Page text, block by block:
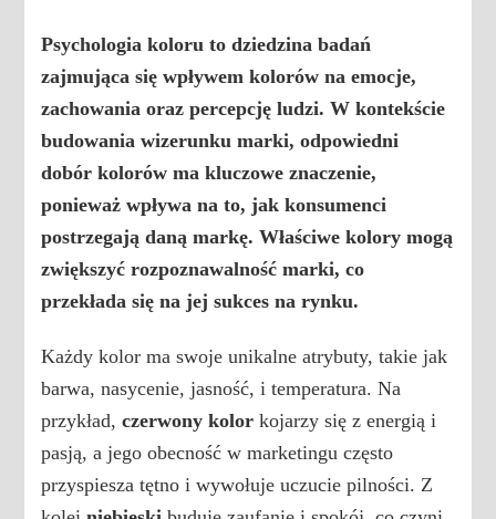
Psychologia koloru to dziedzina badań
zajmująca się wpływem kolorów naemocje,
zachowania oraz percepcję ludzi. W kontekście
budowania wizerunku marki, odpowiedni
dobór kolorów ma kluczowe znaczenie,
ponieważ wpływa na to, jak konsumenci
postrzegają daną markę. Właściwe kolory mogą
zwiększyć rozpoznawalność marki, co
przekłada się na jej sukces na rynku.
Każdy kolor ma swoje unikalne atrybuty, takie jak
barwa, nasycenie, jasność, i temperatura. Na
przykład,czerwony kolor kojarzy się z energią i
pasją, a jego obecność w marketingu często
przyspiesza tętno i wywołuje uczucie pilności. Z